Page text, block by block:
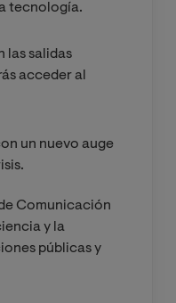
tecnología.
las salidas
acceder al
un nuevo auge
Comunicación
y la
públicas y